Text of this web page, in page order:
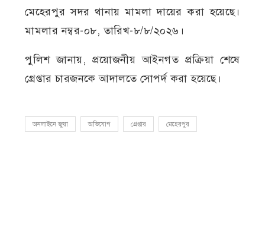
মেহেরপুর সদর থানায় মামলা দায়ের করা হয়েছে।
মামলার নম্বর-০৮, তারিখ-৮/৮/২০২৬।
পুলিশ জানায়, প্রয়োজনীয় আইনগত প্রক্রিয়া শেষে
গ্রেপ্তার চারজনকে আদালতে সোপর্দ করা হয়েছে।
অনলাইনে জুয়া অভিযোগ গ্রেপ্তার মেহেরপুর